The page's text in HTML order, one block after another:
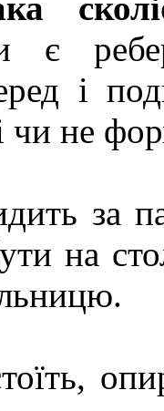
є
і
чи не
за
на